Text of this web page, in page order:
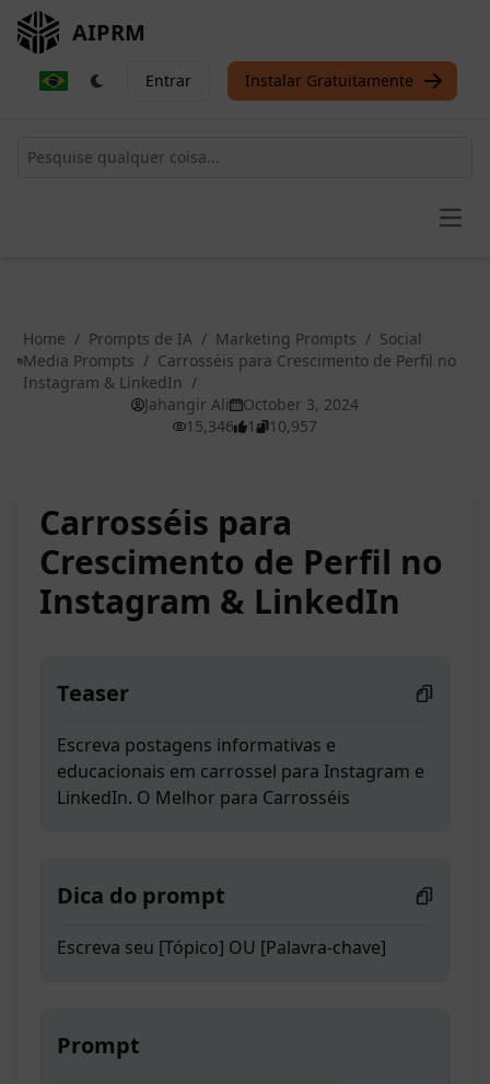
AIPRM
Entrar Instalar Gratuitamente
Home / Prompts de IA / Marketing Prompts / Social
Media Prompts / Carrosséis para Crescimento de Perfil no
Instagram & LinkedIn /
Jahangir Ali
October 3, 2024
15,346
1 10,957
Carrosséis para
Crescimento de Perfil no
Instagram & LinkedIn
Teaser
Escreva postagens informativas e
educacionais em carrossel para Instagram e
LinkedIn. O Melhor para Carrosséis
Dica do prompt
Escreva seu [Tópico] OU [Palavra-chave]
Prompt